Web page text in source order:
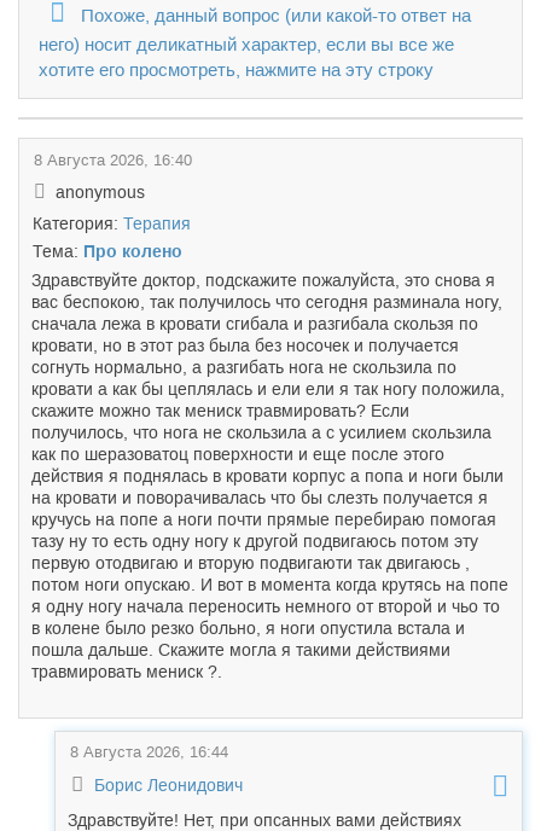
Похоже, данный вопрос (или какой-то ответ на
него) носит деликатный характер, если вы все же
хотите его просмотреть, нажмите на эту строку
8 Августа 2026, 16:40
anonymous
Категория: Терапия
Тема: Про колено
Здравствуйте доктор, подскажите пожалуйста, это снова я
вас беспокою, так получилось что сегодня разминала ногу,
сначала лежа в кровати сгибала и разгибала скользя по
кровати, но в этот раз была без носочек и получается
согнуть нормально, а разгибать нога не скользила по
кровати а как бы цеплялась и ели ели я так ногу положила,
скажите можно так мениск травмировать? Если
получилось, что нога не скользила а с усилием скользила
как по шеразоватоц поверхности и еще после этого
действия я поднялась в кровати корпус а попа и ноги были
на кровати и поворачивалась что бы слезть получается я
кручусь на попе а ноги почти прямые перебираю помогая
тазу ну то есть одну ногу к другой подвигаюсь потом эту
первую отодвигаю и вторую подвигаюти так двигаюсь ,
потом ноги опускаю. И вот в момента когда крутясь на попе
я одну ногу начала переносить немного от второй и чьо то
в колене было резко больно, я ноги опустила встала и
пошла дальше. Скажите могла я такими действиями
травмировать мениск ?.
8 Августа 2026, 16:44
Борис Леонидович
Здравствуйте! Нет, при опсанных вами действиях